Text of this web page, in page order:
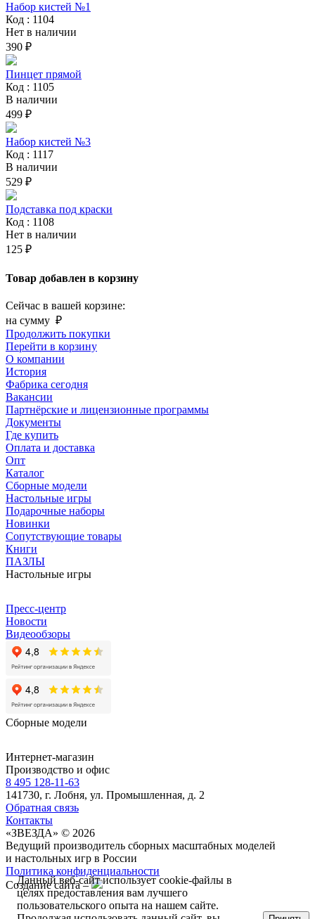
Набор кистей №1
Код : 1104
Нет в наличии
390 ₽
Пинцет прямой
Код : 1105
В наличии
499 ₽
Набор кистей №3
Код : 1117
В наличии
529 ₽
Подставка под краски
Код : 1108
Нет в наличии
125 ₽
Товар добавлен в корзину
Сейчас в вашей корзине:
на сумму ₽
Продолжить покупки
Перейти в корзину
О компании
История
Фабрика сегодня
Вакансии
Партнёрские и лицензионные программы
Документы
Где купить
Оплата и доставка
Опт
Каталог
Сборные модели
Настольные игры
Подарочные наборы
Новинки
Сопутствующие товары
Книги
ПАЗЛЫ
Настольные игры
Пресс-центр
Новости
Видеообзоры
Сборные модели
Интернет-магазин
Производство и офис
8 495 128-11-63
141730, г. Лобня, ул. Промышленная, д. 2
Обратная связь
Контакты
«ЗВЕЗДА» © 2026
Ведущий производитель сборных масштабных моделей
и настольных игр в России
Политика конфиденциальности
Создание сайта –
Данный веб-сайт использует cookie-файлы в
целях предоставления вам лучшего
пользовательского опыта на нашем сайте.